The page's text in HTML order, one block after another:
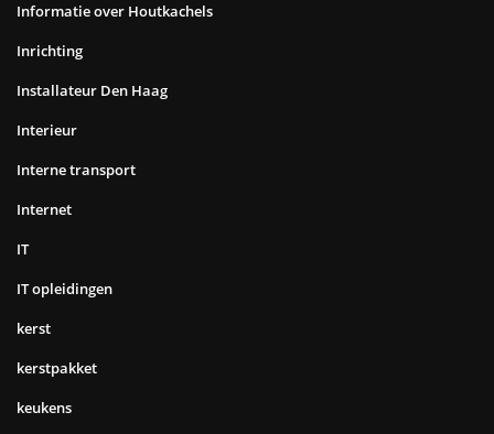
Informatie over Houtkachels
Inrichting
Installateur Den Haag
Interieur
Interne transport
Internet
IT
IT opleidingen
kerst
kerstpakket
keukens